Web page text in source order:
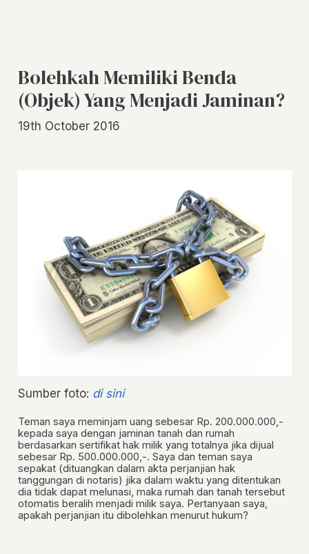
Bolehkah Memiliki Benda
(Objek) Yang Menjadi Jaminan?
19th October 2016
Sumber foto: di sini
Teman saya meminjam uang sebesar Rp. 200.000.000,-
kepada saya dengan jaminan tanah dan rumah
berdasarkan sertifikat hak milik yang totalnya jika dijual
sebesar Rp. 500.000.000,-. Saya dan teman saya
sepakat (dituangkan dalam akta perjanjian hak
tanggungan di notaris) jika dalam waktu yang ditentukan
dia tidak dapat melunasi, maka rumah dan tanah tersebut
otomatis beralih menjadi milik saya. Pertanyaan saya,
apakah perjanjian itu dibolehkan menurut hukum?